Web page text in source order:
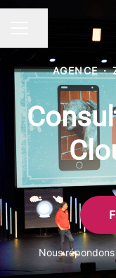
MENU CARRIÈRE
Partager la page
AGENCE ·
Nous